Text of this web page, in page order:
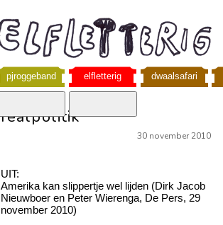
pjroggeband elfletterig dwaalsafari
realpolitik
30 november 2010
UIT:
Amerika kan slippertje wel lijden (Dirk Jacob
Nieuwboer en Peter Wierenga, De Pers, 29
november 2010)